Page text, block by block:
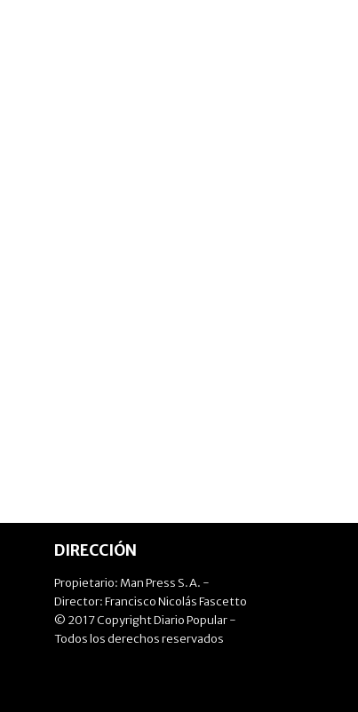
DIRECCIÓN
Propietario: Man Press S.A. -
Director: Francisco Nicolás Fascetto
© 2017 Copyright Diario Popular -
Todos los derechos reservados